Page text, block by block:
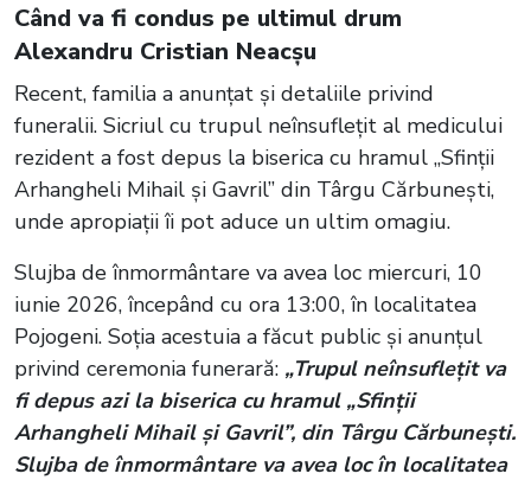
Când va fi condus pe ultimul drum
Alexandru Cristian Neacșu
Recent, familia a anunțat și detaliile privind
funeralii. Sicriul cu trupul neînsuflețit al medicului
rezident a fost depus la biserica cu hramul „Sfinții
Arhangheli Mihail și Gavril” din Târgu Cărbunești,
unde apropiații îi pot aduce un ultim omagiu.
Slujba de înmormântare va avea loc miercuri, 10
iunie 2026, începând cu ora 13:00, în localitatea
Pojogeni. Soția acestuia a făcut public și anunțul
privind ceremonia funerară: „Trupul neînsuflețit va
fi depus azi la biserica cu hramul „Sfinții
Arhangheli Mihail și Gavril”, din Târgu Cărbunești.
Slujba de înmormântare va avea loc în localitatea